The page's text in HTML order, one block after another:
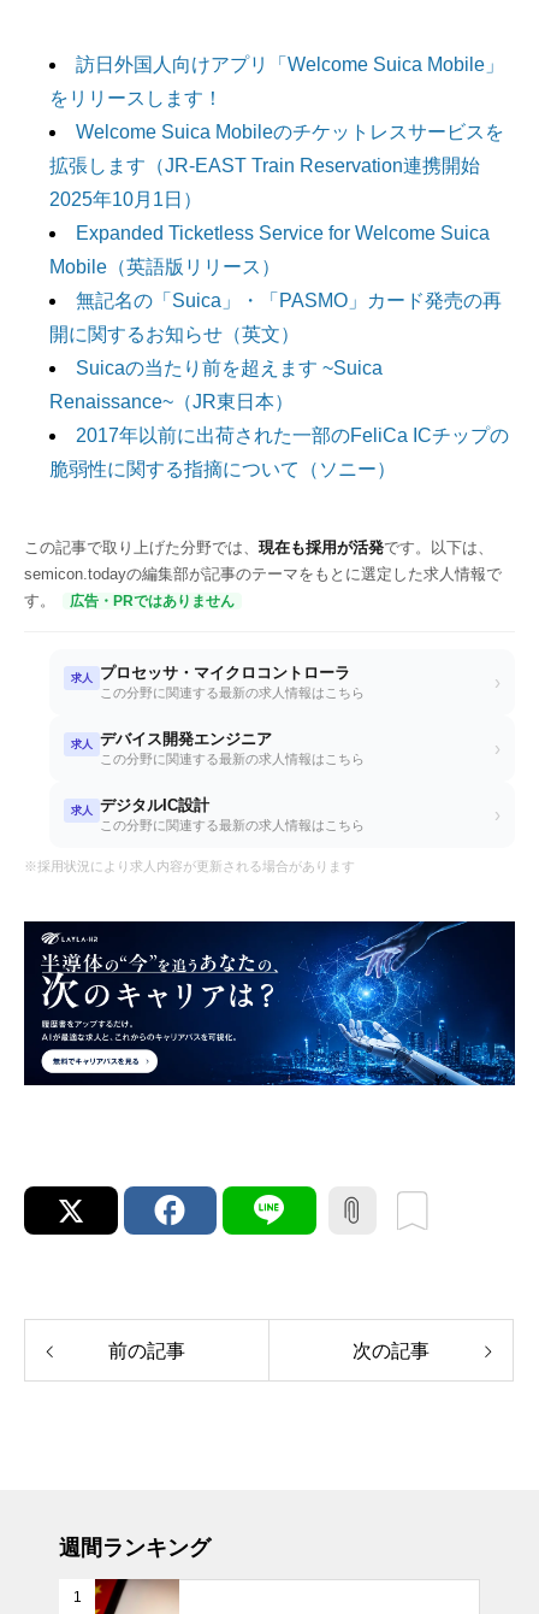
訪日外国人向けアプリ「Welcome Suica Mobile」
をリリースします！
Welcome Suica Mobileのチケットレスサービスを
拡張します（JR-EAST Train Reservation連携開始
2025年10月1日）
Expanded Ticketless Service for Welcome Suica
Mobile（英語版リリース）
無記名の「Suica」・「PASMO」カード発売の再
開に関するお知らせ（英文）
Suicaの当たり前を超えます ~Suica
Renaissance~（JR東日本）
2017年以前に出荷された一部のFeliCa ICチップの
脆弱性に関する指摘について（ソニー）
この記事で取り上げた分野では、 現在も採用が活発です。以下は、
semicon.todayの編集部が記事のテーマをもとに選定した求人情報で
す。
広告・PRではありません
求人 プロセッサ・マイクロコントローラ
この分野に関連する最新の求人情報はこちら ›
求人 デバイス開発エンジニア
この分野に関連する最新の求人情報はこちら ›
求人 デジタルIC設計
この分野に関連する最新の求人情報はこちら ›
※採用状況により求人内容が更新される場合があります
前の記事 次の記事
週間ランキング
1